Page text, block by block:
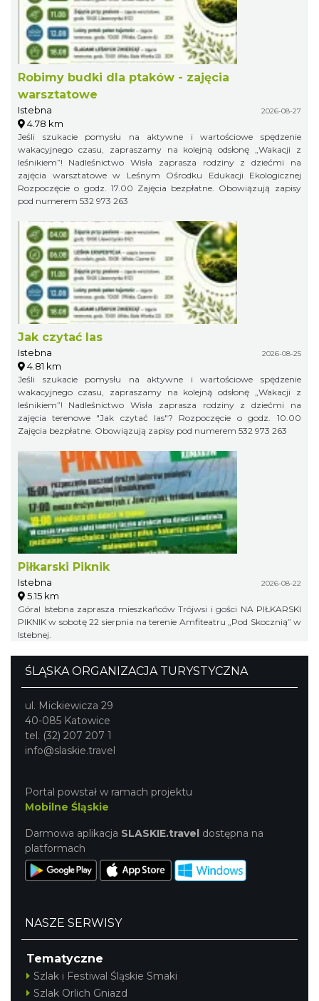
Robimy budki dla ptaków - zajęcia
warsztatowe
Istebna 2026-08-27
4.78 km
Jeśli szukacie pomysłu na aktywne i wartościowe spędzenie
wakacyjnego czasu, zapraszamy na kolejną odsłonę „Wakacji z
leśnikiem”! Nadleśnictwo Wisła zaprasza rodziny z dziećmi na
zajęcia warsztatowe w Leśnym Ośrodku Edukacji Ekologicznej
Rozpoczęcie o godz. 17.00 Zajęcia bezpłatne. Obowiązują zapisy
pod numerem 532 973 263
Jak czytać las
Istebna 2026-08-25
4.81 km
Jeśli szukacie pomysłu na aktywne i wartościowe spędzenie
wakacyjnego czasu, zapraszamy na kolejną odsłonę „Wakacji z
leśnikiem”! Nadleśnictwo Wisła zaprasza rodziny z dziećmi na
zajęcia terenowe "Jak czytać las"? Rozpoczęcie o godz. 10.00
Zajęcia bezpłatne. Obowiązują zapisy pod numerem 532 973 263
Piłkarski Piknik
Istebna 2026-08-22
5.15 km
Góral Istebna zaprasza mieszkańców Trójwsi i gości NA PIŁKARSKI
PIKNIK w sobotę 22 sierpnia na terenie Amfiteatru „Pod Skocznią” w
Istebnej.
ŚLĄSKA ORGANIZACJA TURYSTYCZNA
ul. Mickiewicza 29
40-085 Katowice
tel. (32) 207 207 1
info@slaskie.travel
Portal powstał w ramach projektu
Mobilne Śląskie
Darmowa aplikacja SLASKIE.travel dostępna na
platformach
NASZE SERWISY
Tematyczne
Szlak i Festiwal Śląskie Smaki
Szlak Orlich Gniazd